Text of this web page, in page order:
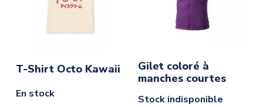
T-Shirt Octo Kawaii
En stock
Gilet coloré à
manches courtes
Stock indisponible